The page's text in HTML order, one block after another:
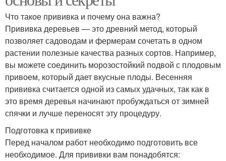
Что такое прививка и почему она важна?
Прививка деревьев — это древний метод, который
позволяет садоводам и фермерам сочетать в одном
растении полезные качества разных сортов. Например,
вы можете соединить морозостойкий подвой с плодовым
привоем, который дает вкусные плоды. Весенняя
прививка считается одной из самых удачных, так как в
это время деревья начинают пробуждаться от зимней
спячки и лучше переносят эту процедуру.
Подготовка к прививке
Перед началом работ необходимо подготовить все
необходимое. Для прививки вам понадобятся: